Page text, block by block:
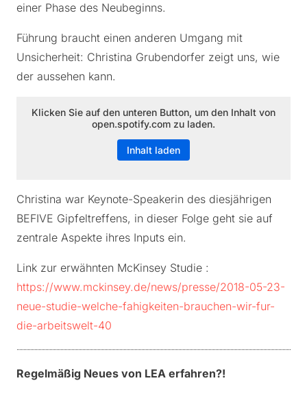
einer Phase des Neubeginns.
Führung braucht einen anderen Umgang mit
Unsicherheit: Christina Grubendorfer zeigt uns, wie
der aussehen kann.
Klicken Sie auf den unteren Button, um den Inhalt von
open.spotify.com zu laden.
Inhalt laden
Christina war Keynote-Speakerin des diesjährigen
BEFIVE Gipfeltreffens, in dieser Folge geht sie auf
zentrale Aspekte ihres Inputs ein.
Link zur erwähnten McKinsey Studie :
https://www.mckinsey.de/news/presse/2018-05-23-
neue-studie-welche-fahigkeiten-brauchen-wir-fur-
die-arbeitswelt-40
Regelmäßig Neues von LEA erfahren?!